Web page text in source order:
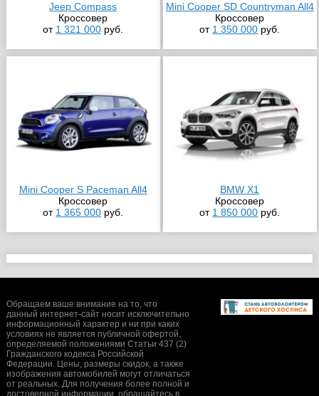
Jeep Compass
Кроссовер
от 1 321 000 руб.
Mini Cooper SD Countryman All4
Кроссовер
от 1 350 000 руб.
Mini Cooper S Paceman All4
Кроссовер
от 1 365 000 руб.
BMW X1
Кроссовер
от 1 850 000 руб.
Обращаем ваше внимание на то, что
данный интернет-сайт носит исключительно
информационный характер и ни при каких
условиях не является публичной офертой,
определяемой положениями Статьи 437 (2)
Гражданского кодекса Российской
Федерации. Цены, размеры скидок, а также
изображения автомобилей могут отличаться
от реальных. Для получения более полной и
достоверной информации, обращайтесь в